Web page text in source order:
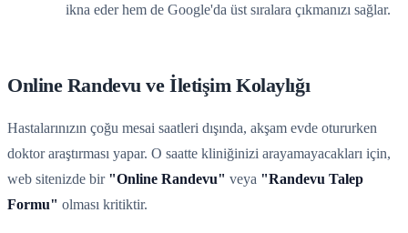
ikna eder hem de Google'da üst sıralara çıkmanızı sağlar.
Online Randevu ve İletişim Kolaylığı
Hastalarınızın çoğu mesai saatleri dışında, akşam evde otururken
doktor araştırması yapar. O saatte kliniğinizi arayamayacakları için,
web sitenizde bir "Online Randevu" veya "Randevu Talep
Formu" olması kritiktir.